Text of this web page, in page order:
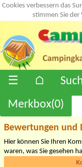
Cookies verbessern das
stimmen Sie der
☰ ⌂
Merkbox(0)
Bewertungen und
Hier können Sie Ihren
waren, was Sie gesehen